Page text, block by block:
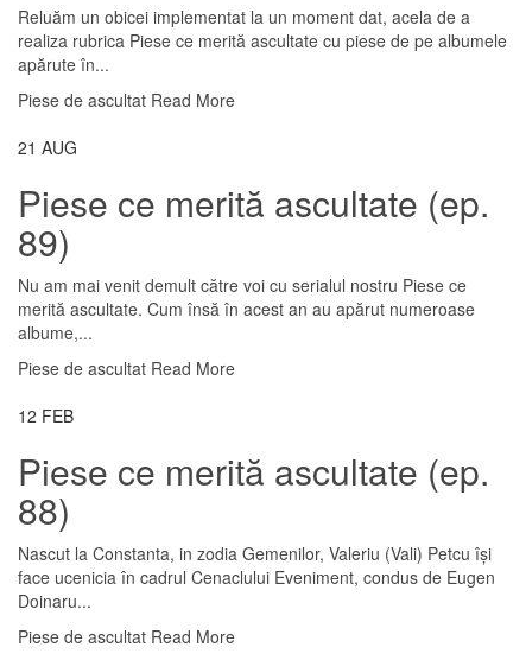
Reluăm un obicei implementat la un moment dat, acela de a
realiza rubrica Piese ce merită ascultate cu piese de pe albumele
apărute în...
Piese de ascultat Read More
21 AUG
Piese ce merită ascultate (ep.
89)
Nu am mai venit demult către voi cu serialul nostru Piese ce
merită ascultate. Cum însă în acest an au apărut numeroase
albume,...
Piese de ascultat Read More
12 FEB
Piese ce merită ascultate (ep.
88)
Nascut la Constanta, in zodia Gemenilor, Valeriu (Vali) Petcu își
face ucenicia în cadrul Cenaclului Eveniment, condus de Eugen
Doinaru...
Piese de ascultat Read More